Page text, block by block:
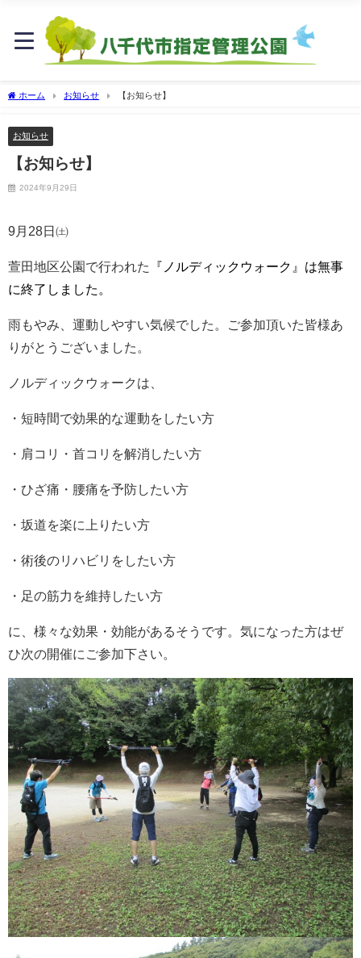
ホーム お知らせ 【お知らせ】
お知らせ
【お知らせ】
2024年9月29日
9月28日㈯
萱田地区公園で行われた
『ノルディックウォーク』は無事
に終了しました。
雨もやみ、運動しやすい気候でした。ご参加頂いた皆様あ
りがとうございました。
ノルディックウォークは、
・短時間で効果的な運動をしたい方
・肩コリ・首コリを解消したい方
・ひざ痛・腰痛を予防したい方
・坂道を楽に上りたい方
・術後のリハビリをしたい方
・足の筋力を維持したい方
に、様々な効果・効能があるそうです。気になった方はぜ
ひ次の開催にご参加下さい。